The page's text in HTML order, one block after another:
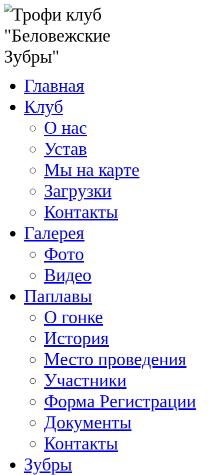
Главная
Клуб
О нас
Устав
Мы на карте
Загрузки
Контакты
Галерея
Фото
Видео
Паплавы
О гонке
История
Место проведения
Участники
Форма Регистрации
Документы
Контакты
Зубры